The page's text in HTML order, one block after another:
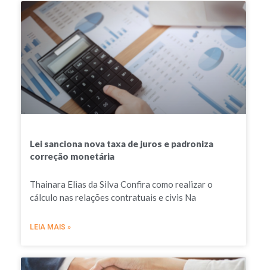
Lei sanciona nova taxa de juros e padroniza
correção monetária
Thainara Elias da Silva Confira como realizar o
cálculo nas relações contratuais e civis Na
LEIA MAIS »